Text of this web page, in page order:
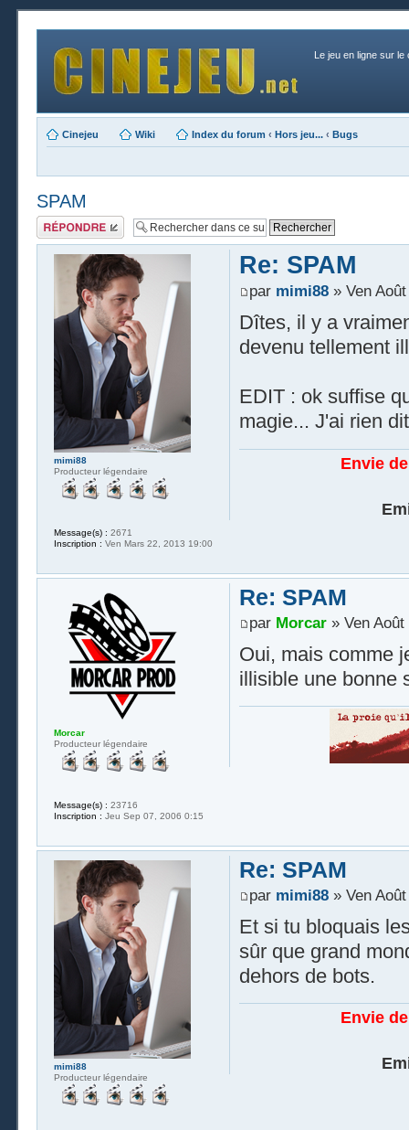
Le jeu en ligne sur le
Cinejeu Wiki Index du forum ‹ Hors jeu... ‹ Bugs
SPAM
Publier une
réponse
Re: SPAM
par mimi88» Ven Août
Dîtes, il y a
devenu tellement
EDIT : ok suffise
magie... J'ai rien
Envie
mimi88
Producteur légendaire
Message(s) : 2671
Inscription : Ven Mars 22, 2013 19:00
Re: SPAM
par Morcar» Ven Août
Oui, mais comme
illisible une bonne
Morcar
Producteur légendaire
Message(s) : 23716
Inscription : Jeu Sep 07, 2006 0:15
Re: SPAM
par mimi88» Ven Août
Et si tu bloquais
sûr que grand
dehors de bots.
Envie
mimi88
Producteur légendaire